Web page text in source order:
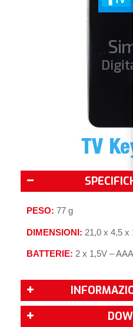
PESO: 77 g
DIMENSIONI: 21,0 x 4,5 x
BATTERIE: 2 x 1,5V –